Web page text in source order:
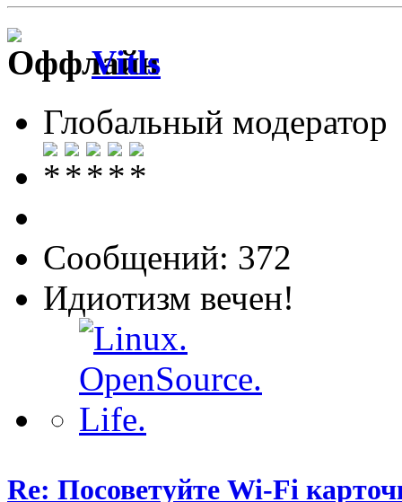
Vitls
Глобальный модератор
Сообщений: 372
Идиотизм вечен!
Re: Посоветуйте Wi-Fi